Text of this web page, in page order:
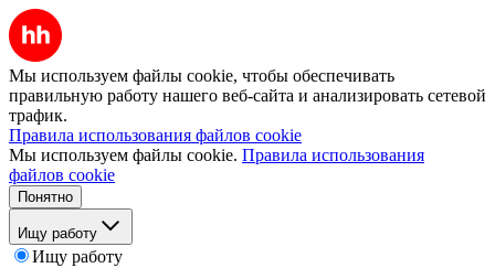
Мы используем файлы cookie, чтобы обеспечивать
правильную работу нашего веб-сайта и анализировать сетевой
трафик.
Правила использования файлов cookie
Мы используем файлы cookie. Правила использования
файлов cookie
Понятно
Ищу работу
Ищу работу